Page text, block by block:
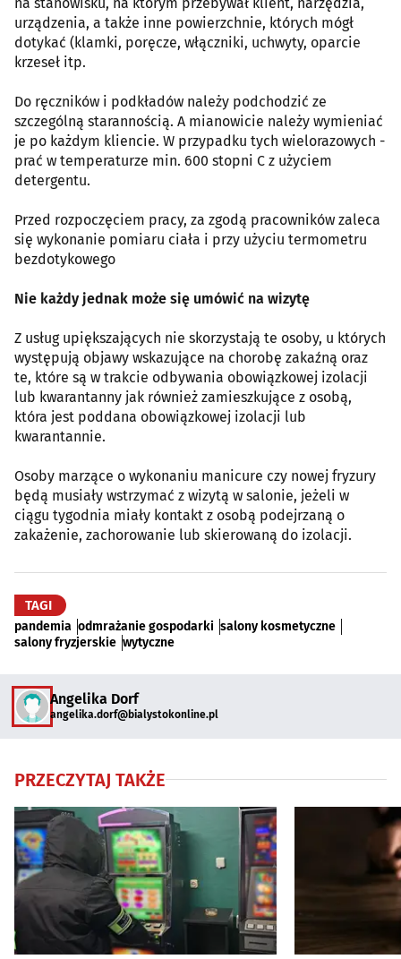
urządzenia, a także inne powierzchnie, których mógł
dotykać (klamki, poręcze, włączniki, uchwyty, oparcie
krzeseł itp.
Do ręczników i podkładów należy podchodzić ze
szczególną starannością. A mianowicie należy wymieniać
je po każdym kliencie. W przypadku tych wielorazowych -
prać w temperaturze min. 600 stopni C z użyciem
detergentu.
Przed rozpoczęciem pracy, za zgodą pracowników zaleca
się wykonanie pomiaru ciała i przy użyciu termometru
bezdotykowego
Nie każdy jednak może się umówić na wizytę
Z usług upiększających nie skorzystają te osoby, u których
występują objawy wskazujące na chorobę zakaźną oraz
te, które są w trakcie odbywania obowiązkowej izolacji
lub kwarantanny jak również zamieszkujące z osobą,
która jest poddana obowiązkowej izolacji lub
kwarantannie.
Osoby marzące o wykonaniu manicure czy nowej fryzury
będą musiały wstrzymać z wizytą w salonie, jeżeli w
ciągu tygodnia miały kontakt z osobą podejrzaną o
zakażenie, zachorowanie lub skierowaną do izolacji.
TAGI
pandemia odmrażanie gospodarki salony kosmetyczne
salony fryzjerskie wytyczne
Angelika Dorf
angelika.dorf@bialystokonline.pl
PRZECZYTAJ TAKŻE